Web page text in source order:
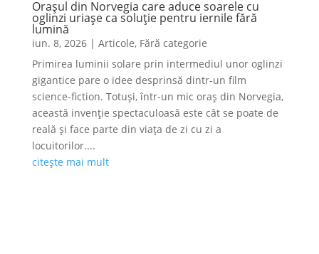
Orașul din Norvegia care aduce soarele cu
oglinzi uriașe ca soluție pentru iernile fără
lumină
iun. 8, 2026| Articole, Fără categorie
Primirea luminii solare prin intermediul unor oglinzi
gigantice pare o idee desprinsă dintr-un film
science-fiction. Totuși, într-un mic oraș din Norvegia,
această invenție spectaculoasă este cât se poate de
reală și face parte din viața de zi cu zi a
locuitorilor....
citește mai mult